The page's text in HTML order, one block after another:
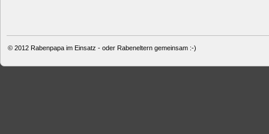
© 2012 Rabenpapa im Einsatz - oder Rabeneltern gemeinsam :-)